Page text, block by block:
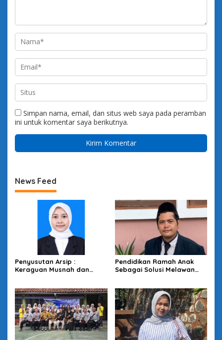
Simpan nama, email, dan situs web saya pada peramban
ini untuk komentar saya berikutnya.
News Feed
Penyusutan Arsip :
Keraguan Musnah dan
Pendidikan Ramah Anak
Sebagai Solusi Melawan